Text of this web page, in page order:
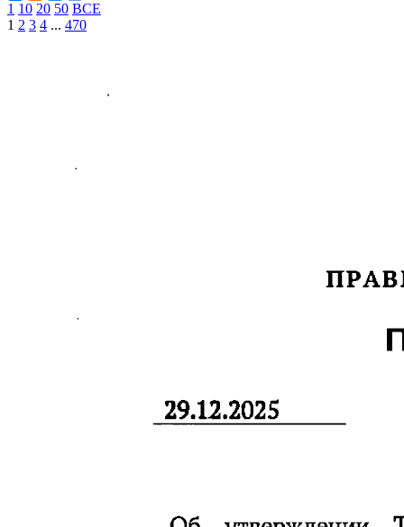
1 10 20 50 ВСЕ
1 2 3 4 ... 470